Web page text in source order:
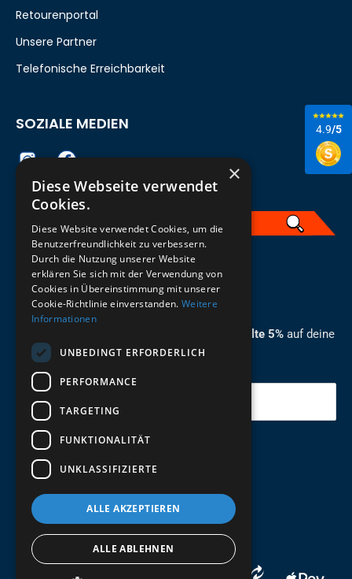
4.9/5
ZUM NEWSLETTER ANMELDEN
Melde dich jetzt zum Newsletter an und erhalte 5% auf deine
erste Bestellung.
Deine Email
Abschicken
Retourenportal
Unsere Partner
Telefonische Erreichbarkeit
SOZIALE MEDIEN
German
×
Diese Webseite verwendet
Cookies.
Diese Website verwendet Cookies, um die
Benutzerfreundlichkeit zu verbessern.
Durch die Nutzung unserer Website
erklären Sie sich mit der Verwendung von
Cookies in Übereinstimmung mit unserer
Cookie-Richtlinie einverstanden. Weitere
Informationen
UNBEDINGT ERFORDERLICH
PERFORMANCE
TARGETING
FUNKTIONALITÄT
UNKLASSIFIZIERTE
ALLE AKZEPTIEREN
ALLE ABLEHNEN